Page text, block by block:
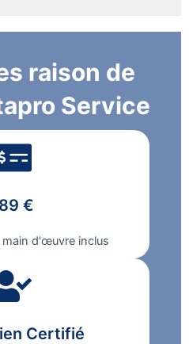
raison de
Service
€
main d'œuvre inclus
Certifié